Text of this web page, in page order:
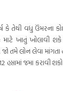
કે તેથી વધુ ઉંમરના
માટે ખાતું ખોલાવી
તમે લોન લેવા માંગતા
જમા કરાવી